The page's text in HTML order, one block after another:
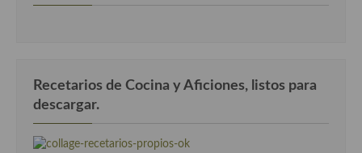
Recetarios de Cocina y Aficiones, listos para
descargar.